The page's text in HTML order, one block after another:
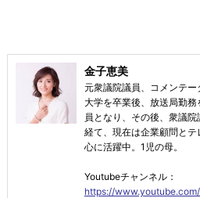
金子恵美
元衆議院議員、コメンテー
大学を卒業後、放送局勤
員となり、その後、衆議
経て、現在は企業顧問と
心に活躍中。1児の母。
Youtubeチャンネル：
https://